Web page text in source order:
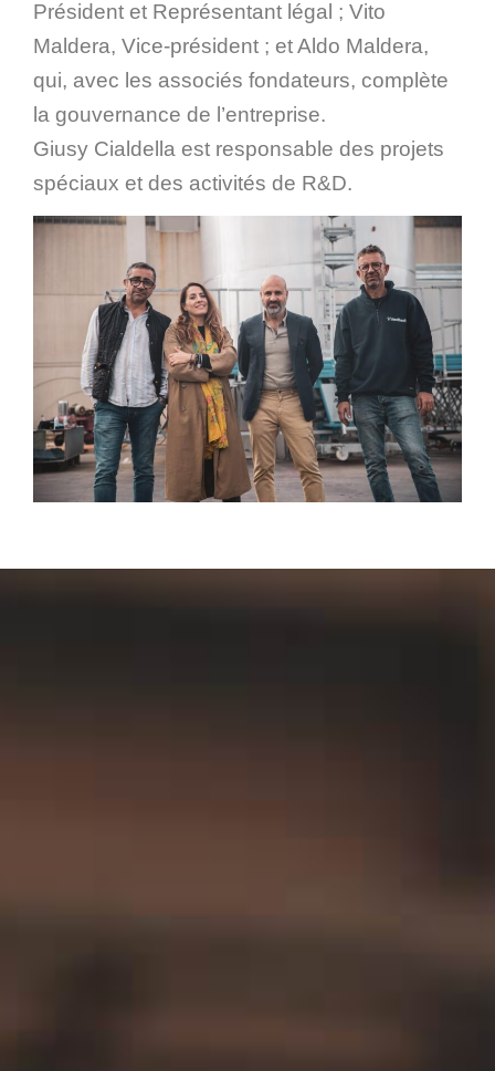
Président et Représentant légal ; Vito
Maldera, Vice-président ; et Aldo Maldera,
qui, avec les associés fondateurs, complète
la gouvernance de l’entreprise.
Giusy Cialdella est responsable des projets
spéciaux et des activités de R&D.